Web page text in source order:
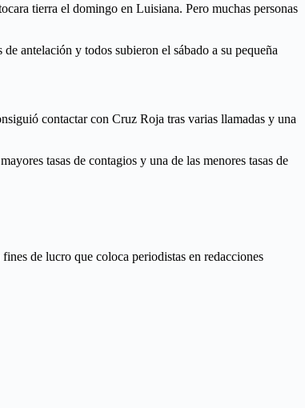
tierra el domingo en Luisiana. Pero muchas personas
antelación y todos subieron el sábado a su pequeña
contactar con Cruz Roja tras varias llamadas y una
tasas de contagios y una de las menores tasas de
de lucro que coloca periodistas en redacciones